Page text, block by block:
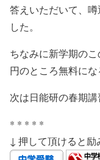
答えいただいて、
した。
ちなみに新学期の
円のところ無料にな
次は日能研の春期講
* * * * *
↓ 押して頂けると励